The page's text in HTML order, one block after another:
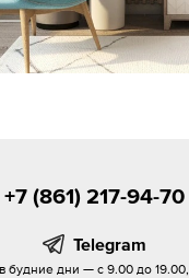
+7 (861) 217-94-70
Telegram
в будние дни — с 9.00 до 19.00,